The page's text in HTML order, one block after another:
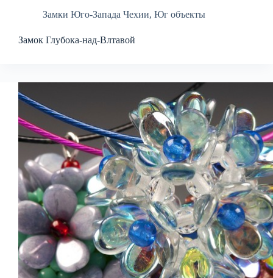
Замки Юго-Запада Чехии, Юг объекты
Замок Глубока-над-Влтавой